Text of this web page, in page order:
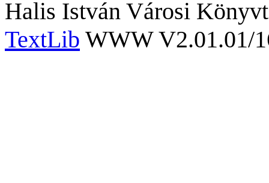
Halis István Városi
TextLib WWW V2.01.01/